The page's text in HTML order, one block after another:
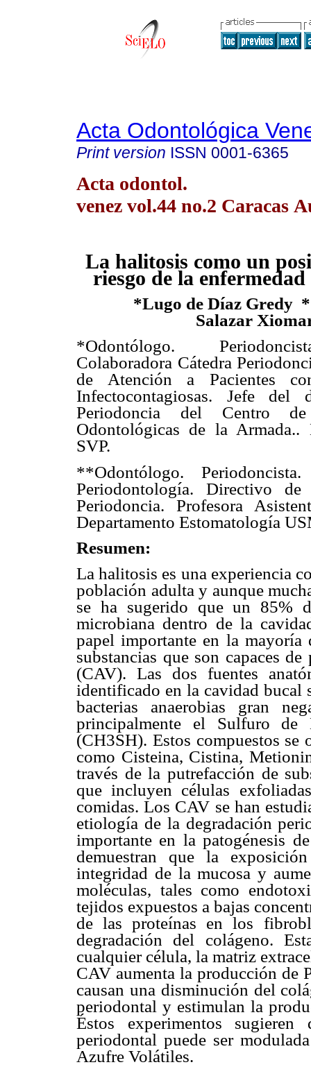
Acta Odontológica
Print version ISSN 0001-6365
Acta odontol.
venez vol.44 no.2 Caracas
La halitosis como un
riesgo de la
*Lugo de Díaz Gredy
Salazar
*Odontólogo.
Colaboradora Cátedra
de Atención a Pacientes
Infectocontagiosas. Jefe del
Periodoncia del Centro de
Odontológicas de la
SVP.
**Odontólogo.
Periodontología. Directivo
Periodoncia. Profesora
Departamento Estomatología
Resumen:
La halitosis es una experiencia
población adulta y aunque
se ha sugerido que un 85%
microbiana dentro de la
papel importante en la
substancias que son capaces
(CAV). Las dos fuentes
identificado en la cavidad
bacterias anaerobias gran
principalmente el Sulfuro
(CH3SH). Estos compuestos
como Cisteina, Cistina,
través de la putrefacción de
que incluyen células
comidas. Los CAV se han
etiología de la degradación
importante en la patogénesis
demuestran que la
integridad de la mucosa y
moléculas, tales como
tejidos expuestos a bajas
de las proteínas en los
degradación del colágeno.
cualquier célula, la matriz
CAV aumenta la producción de
causan una disminución del
periodontal y estimulan la
Éstos experimentos
periodontal puede ser
Azufre Volátiles.